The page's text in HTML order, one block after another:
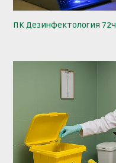
ПК Дезинфектология 72ч